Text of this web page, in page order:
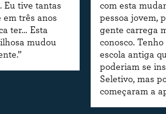
Eu tive tantas
três anos
ter… Esta
mudou
com esta
pessoa jovem,
gente carrega
conosco.
escola antiga
poderiam se
Seletivo, mas
começaram a